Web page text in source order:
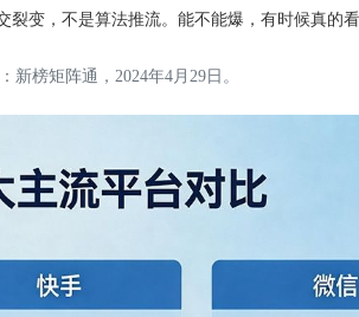
变，不是算法推流。能不能爆，有时候真的看
榜矩阵通，2024年4月29日。